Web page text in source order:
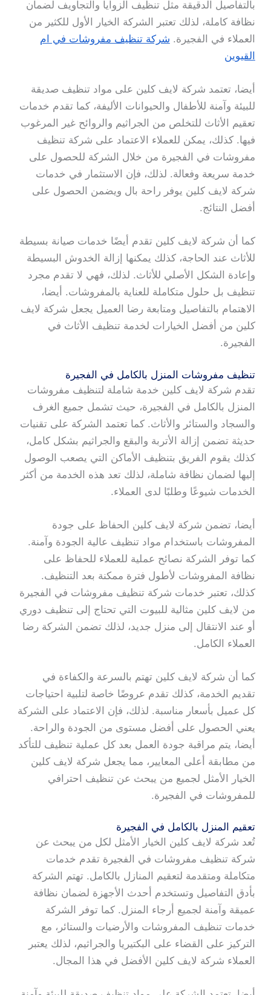
بالتفاصيل الدقيقة مثل تنظيف الزوايا والتجاويف لضمان
نظافة كاملة، لذلك تعتبر الشركة الخيار الأول للكثير من
العملاء في الفجيرة. شركة تنظيف مفروشات في ام
القيوين
أيضا، تعتمد شركة لايف كلين على مواد تنظيف صديقة
للبيئة وآمنة للأطفال والحيوانات الأليفة، كما تقدم خدمات
تعقيم الأثاث للتخلص من الجراثيم والروائح غير المرغوب
فيها. كذلك، يمكن للعملاء الاعتماد على شركة تنظيف
مفروشات في الفجيرة من خلال الشركة للحصول على
خدمة سريعة وفعالة. لذلك، فإن الاستثمار في خدمات
شركة لايف كلين يوفر راحة بال ويضمن الحصول على
أفضل النتائج.
كما أن شركة لايف كلين تقدم أيضًا خدمات صيانة بسيطة
للأثاث عند الحاجة، كذلك يمكنها إزالة الخدوش البسيطة
وإعادة الشكل الأصلي للأثاث. لذلك، فهي لا تقدم مجرد
تنظيف بل حلول متكاملة للعناية بالمفروشات. أيضا،
الاهتمام بالتفاصيل ومتابعة رضا العميل يجعل شركة لايف
كلين من أفضل الخيارات لخدمة تنظيف الأثاث في
الفجيرة.
تنظيف مفروشات المنزل بالكامل في الفجيرة
تقدم شركة لايف كلين خدمة شاملة لتنظيف مفروشات
المنزل بالكامل في الفجيرة، حيث تشمل جميع الغرف
والسجاد والستائر والأثاث. كما تعتمد الشركة على تقنيات
حديثة تضمن إزالة الأتربة والبقع والجراثيم بشكل كامل،
كذلك يقوم الفريق بتنظيف الأماكن التي يصعب الوصول
إليها لضمان نظافة شاملة، لذلك تعد هذه الخدمة من أكثر
الخدمات شيوعًا وطلبًا لدى العملاء.
أيضا، تضمن شركة لايف كلين الحفاظ على جودة
المفروشات باستخدام مواد تنظيف عالية الجودة وآمنة.
كما توفر الشركة نصائح عملية للعملاء للحفاظ على
نظافة المفروشات لأطول فترة ممكنة بعد التنظيف.
كذلك، تعتبر خدمات شركة تنظيف مفروشات في الفجيرة
من لايف كلين مثالية للبيوت التي تحتاج إلى تنظيف دوري
أو عند الانتقال إلى منزل جديد، لذلك تضمن الشركة رضا
العملاء الكامل.
كما أن شركة لايف كلين تهتم بالسرعة والكفاءة في
تقديم الخدمة، كذلك تقدم عروضًا خاصة لتلبية احتياجات
كل عميل بأسعار مناسبة. لذلك، فإن الاعتماد على الشركة
يعني الحصول على أفضل مستوى من الجودة والراحة.
أيضا، يتم مراقبة جودة العمل بعد كل عملية تنظيف للتأكد
من مطابقة أعلى المعايير، مما يجعل شركة لايف كلين
الخيار الأمثل لجميع من يبحث عن تنظيف احترافي
للمفروشات في الفجيرة.
تعقيم المنزل بالكامل في الفجيرة
تُعد شركة لايف كلين الخيار الأمثل لكل من يبحث عن
شركة تنظيف مفروشات في الفجيرة تقدم خدمات
متكاملة ومتقدمة لتعقيم المنازل بالكامل. تهتم الشركة
بأدق التفاصيل وتستخدم أحدث الأجهزة لضمان نظافة
عميقة وآمنة لجميع أرجاء المنزل. كما توفر الشركة
خدمات تنظيف المفروشات والأرضيات والستائر، مع
التركيز على القضاء على البكتيريا والجراثيم، لذلك يعتبر
العملاء شركة لايف كلين الأفضل في هذا المجال.